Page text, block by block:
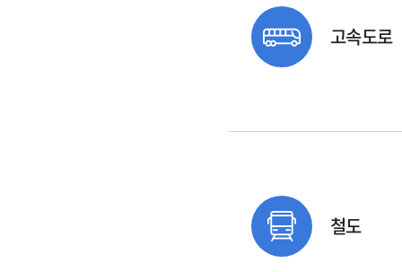
고속도로
철도